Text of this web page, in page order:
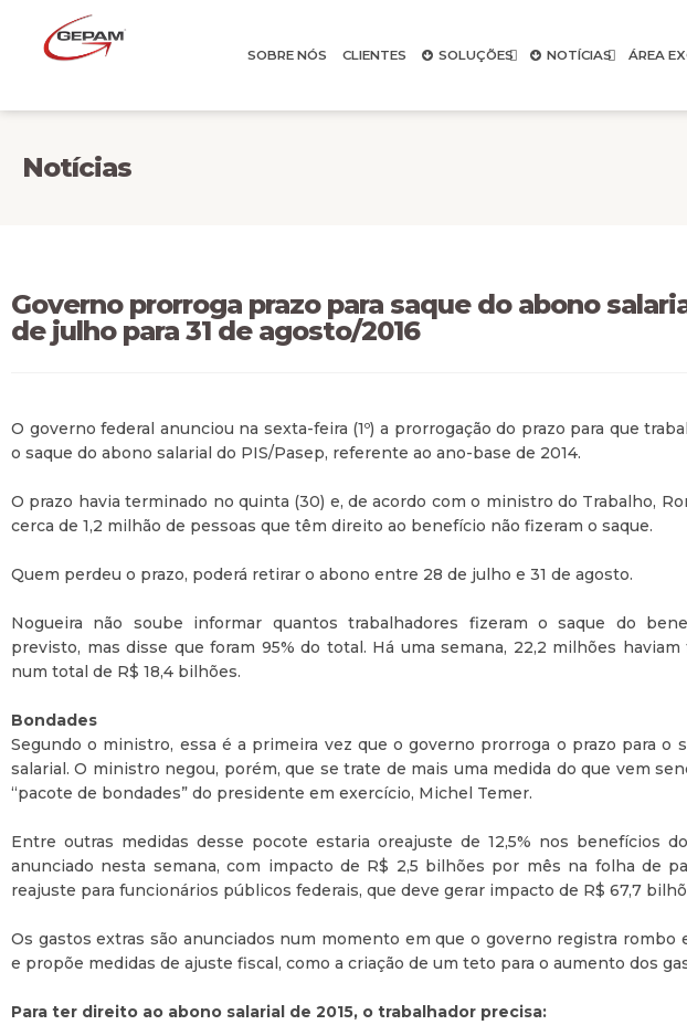
SOBRE NÓS CLIENTES SOLUÇÕES NOTÍCIAS ÁREA
Notícias
Governo prorroga prazo para saque do abono
de julho para 31 de agosto/2016
O governo federal anunciou na sexta-feira (1º) a prorrogação do prazo para que
o saque do abono salarial do PIS/Pasep, referente ao ano-base de 2014.
O prazo havia terminado no quinta (30) e, de acordo com o ministro do Trabalho,
cerca de 1,2 milhão de pessoas que têm direito ao benefício não fizeram o saque.
Quem perdeu o prazo, poderá retirar o abono entre 28 de julho e 31 de agosto.
Nogueira não soube informar quantos trabalhadores fizeram o saque do
previsto, mas disse que foram 95% do total. Há uma semana, 22,2 milhões haviam
num total de R$ 18,4 bilhões.
Bondades
Segundo o ministro, essa é a primeira vez que o governo prorroga o prazo para o
salarial. O ministro negou, porém, que se trate de mais uma medida do que vem
“pacote de bondades” do presidente em exercício, Michel Temer.
Entre outras medidas desse pocote estaria oreajuste de 12,5% nos benefícios
anunciado nesta semana, com impacto de R$ 2,5 bilhões por mês na folha de
reajuste para funcionários públicos federais, que deve gerar impacto de R$ 67,7
Os gastos extras são anunciados num momento em que o governo registra rombo
e propõe medidas de ajuste fiscal, como a criação de um teto para o aumento dos
Para ter direito ao abono salarial de 2015, o trabalhador precisa: